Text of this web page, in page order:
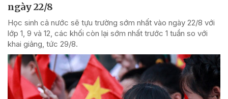
ngày 22/8
Học sinh cả nước sẽ tựu trường sớm nhất vào ngày 22/8 với
lớp 1, 9 và 12, các khối còn lại sớm nhất trước 1 tuần so với
khai giảng, tức 29/8.